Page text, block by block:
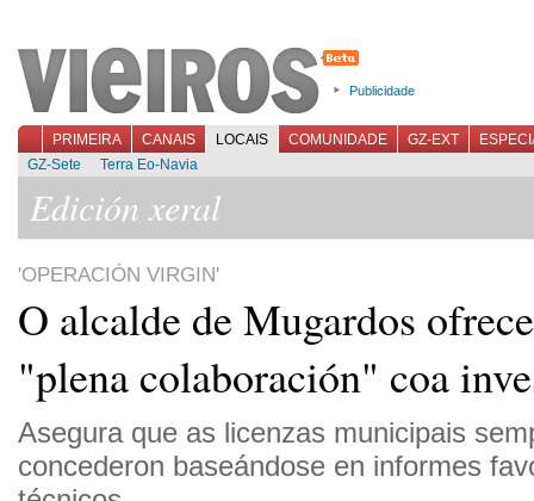
Publicidade
PRIMEIRA CANAIS LOCAIS COMUNIDADE GZ-EXT
GZ-Sete
Terra Eo-Navia
Edición xeral
'OPERACIÓN VIRGIN'
O alcalde de Mugardos
"plena colaboración" coa
Asegura que as licenzas municipais
concederon baseándose en informes